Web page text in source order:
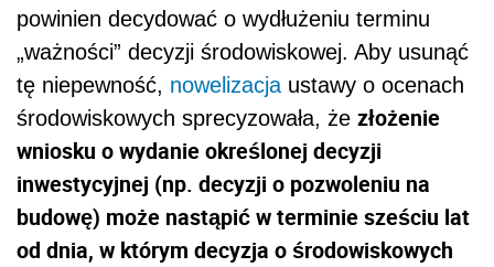
powinien decydować o wydłużeniu terminu
„ważności” decyzji środowiskowej. Aby usunąć
tę niepewność, nowelizacja ustawy o ocenach
środowiskowych sprecyzowała, że złożenie
wniosku o wydanie określonej decyzji
inwestycyjnej (np. decyzji o pozwoleniu na
budowę) może nastąpić w terminie sześciu lat
od dnia, w którym decyzja o środowiskowych